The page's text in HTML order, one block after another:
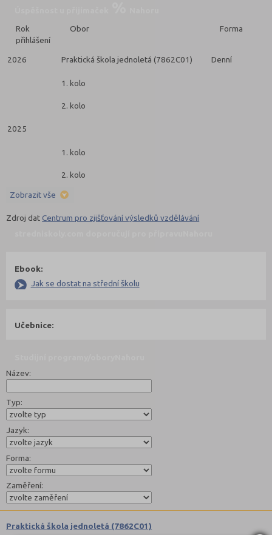
Rok
přihlášení
Obor Forma
2026 Praktická škola jednoletá (7862C01) Denní
1. kolo
2. kolo
2025
1. kolo
2. kolo
Zobrazit vše
Zdroj datCentrum pro zjišťování výsledků vzdělávání
Ebook:
Jak se dostat na střední školu
Učebnice:
Název:
Typ:
Jazyk:
Forma:
Zaměření:
Praktická škola jednoletá (7862C01)